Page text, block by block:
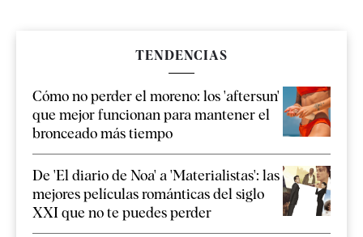
TENDENCIAS
Cómo no perder el moreno: los 'aftersun'
que mejor funcionan para mantener el
bronceado más tiempo
De 'El diario de Noa' a 'Materialistas': las
mejores películas románticas del siglo
XXI que no te puedes perder